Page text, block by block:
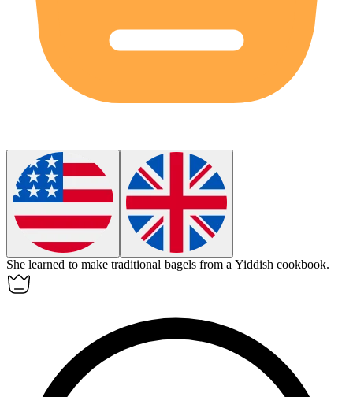
She learned to make traditional bagels from a Yiddish cookbook.